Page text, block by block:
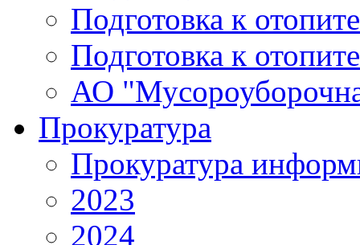
Подготовка к
Подготовка к
АО
Прокуратура
Прокуратура
2023
2024